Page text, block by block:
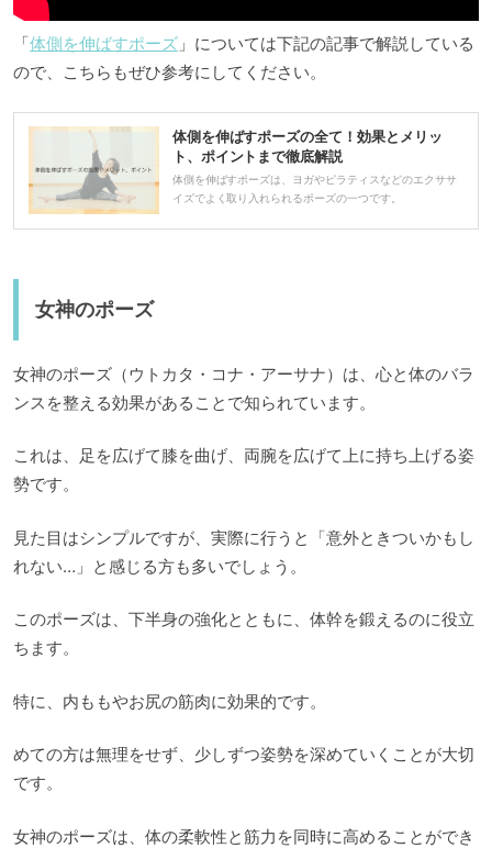
「体側を伸ばすポーズ」については下記の記事で解説している
ので、こちらもぜひ参考にしてください。
体側を伸ばすポーズの全て！効果とメリッ
ト、ポイントまで徹底解説
体側を伸ばすポーズは、ヨガやピラティスなどのエクササ
イズでよく取り入れられるポーズの一つです。
女神のポーズ
女神のポーズ（ウトカタ・コナ・アーサナ）は、心と体のバラ
ンスを整える効果があることで知られています。
これは、足を広げて膝を曲げ、両腕を広げて上に持ち上げる姿
勢です。
見た目はシンプルですが、実際に行うと「意外ときついかもし
れない…」と感じる方も多いでしょう。
このポーズは、下半身の強化とともに、体幹を鍛えるのに役立
ちます。
特に、内ももやお尻の筋肉に効果的です。
めての方は無理をせず、少しずつ姿勢を深めていくことが大切
です。
女神のポーズは、体の柔軟性と筋力を同時に高めることができ